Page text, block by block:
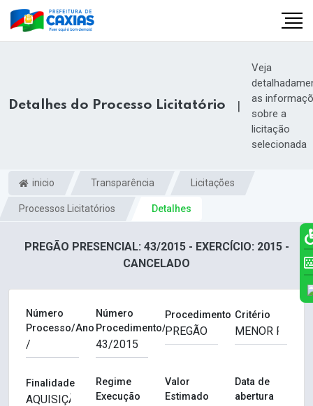
Detalhes do Processo Licitatório |
Veja
as
sobre a
licitação
selecionada
inicio Transparência Licitações
Processos Licitatórios Detalhes
PREGÃO PRESENCIAL: 43/2015 - EXERCÍCIO: 2015 -
CANCELADO
Número
Processo/Ano
Número
Procedimento/Ano
Procedimento Critério
Finalidade
Regime
Execução
Valor
Estimado
Data de
abertura